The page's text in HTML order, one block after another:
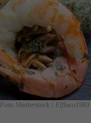
Foto Shutterstock | Elflaco1983